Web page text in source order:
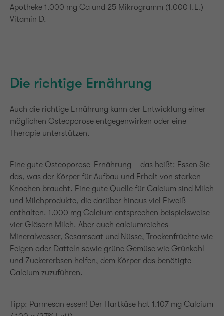
Apotheke 1.000 mg Ca und 25 Mikrogramm (1.000 I.E.)
Vitamin D.
Die richtige Ernährung
Auch die richtige Ernährung kann der Entwicklung einer
möglichen Osteoporose entgegenwirken oder eine
Therapie unterstützen.
Eine gute Osteoporose-Ernährung – das heißt: Essen Sie
das, was der Körper für Aufbau und Erhalt von starken
Knochen braucht. Eine gute Quelle für Calcium sind Milch
und Milchprodukte, die darüber hinaus viel Eiweiß
enthalten. 1.000 mg Calcium entsprechen beispielsweise
vier Gläsern Milch. Aber auch calciumreiches
Mineralwasser, Sesamsaat und Nüsse, Trockenfrüchte wie
Feigen oder Datteln sowie grüne Gemüse wie Grünkohl
und Zuckererbsen helfen, dem Körper das benötigte
Calcium zuzuführen.
Tipp: Parmesan essen! Der Hartkäse hat 1.107 mg Calcium